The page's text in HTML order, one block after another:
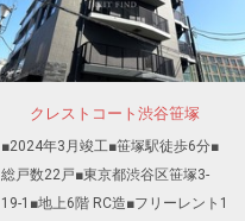
クレストコート渋谷笹塚
■2024年3月竣工■笹塚駅徒歩6分■
総戸数22戸■東京都渋谷区笹塚3-
19-1■地上6階 RC造■フリーレント1